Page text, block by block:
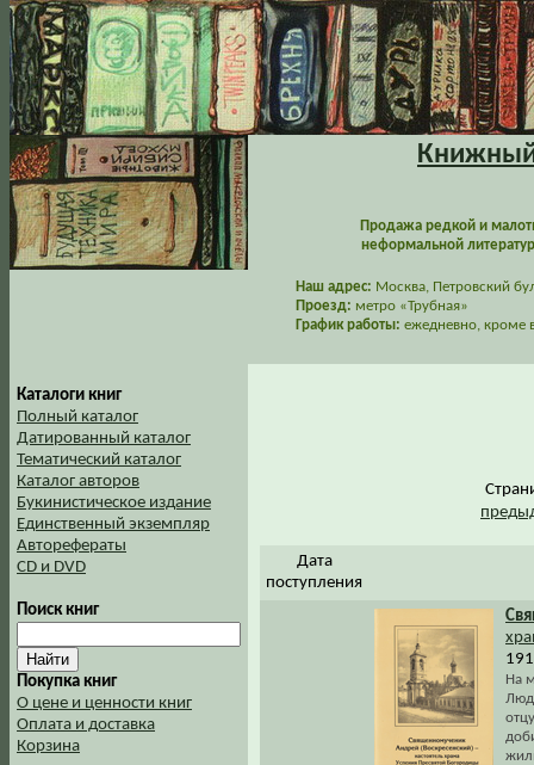
Книжный
Продажа редкой и
неформальной
Наш адрес: Москва, Петровский
Проезд: метро «Трубная»
График работы: ежедневно, кроме
Каталоги книг
Полный каталог
Датированный каталог
Тематический каталог
Каталог авторов
Букинистическое издание
Единственный экземпляр
Авторефераты
CD и DVD
Поиск книг
Покупка книг
О цене и ценности книг
Оплата и доставка
Корзина
Дата
поступления
На